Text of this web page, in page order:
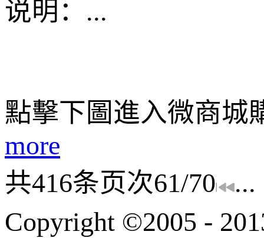
说明： ...
點擊下圖進入微商城
more
共416条页次61/70
...
Copyright ©2005 -